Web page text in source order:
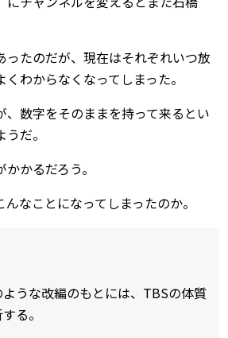
ったのだが、現在はそれぞれいつ放
わからなくなってしまった。
、数字をそのままを持って来るとい
だ。
かるだろう。
なことになってしまったのか。
うな改編のもとには、TBSの体質
る。